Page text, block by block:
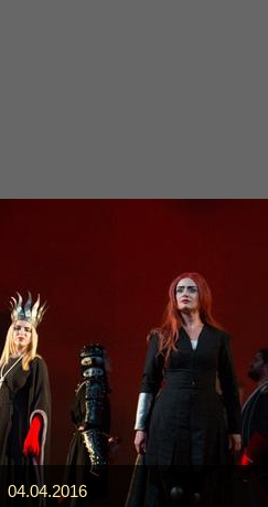
04.04.2016